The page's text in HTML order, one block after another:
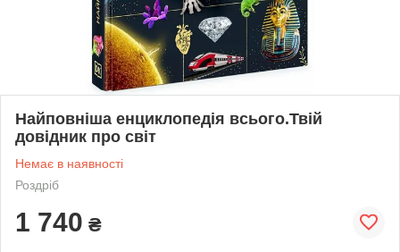
Найповніша енциклопедія всього.Твій
довідник про світ
Немає в наявності
Роздріб
1 740 ₴